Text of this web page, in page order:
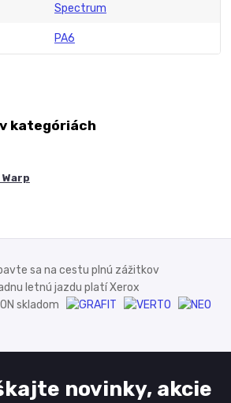
Spectrum
PA6
kategóriách
novinky, akcie